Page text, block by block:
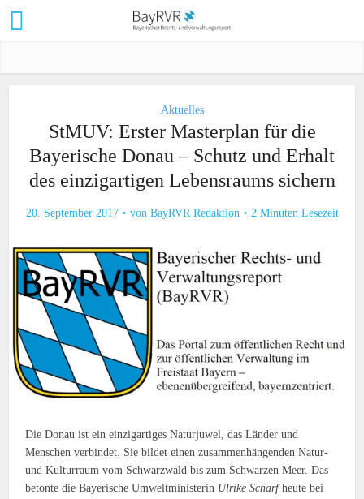
Aktuelles
StMUV: Erster Masterplan für die
Bayerische Donau – Schutz und Erhalt
des einzigartigen Lebensraums sichern
20. September 2017 von BayRVR Redaktion 2 Minuten Lesezeit
Die Donau ist ein einzigartiges Naturjuwel, das Länder und
Menschen verbindet. Sie bildet einen zusammenhängenden Natur-
und Kulturraum vom Schwarzwald bis zum Schwarzen Meer. Das
betonte die Bayerische Umweltministerin Ulrike Scharfheute bei